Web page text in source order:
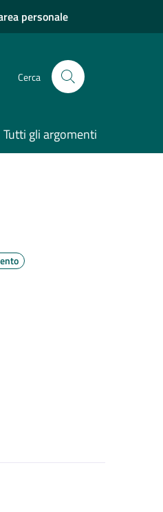
personale
Cerca
Tutti gli argomenti